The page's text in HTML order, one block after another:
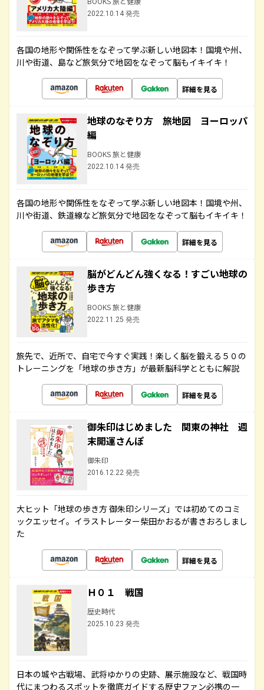
2022.10.14 発売
各国の地形や関係性をなぞって学ぶ新しい地図本！国境や州、
川や街道、島など旅気分で地図をなぞって脳もイキイキ！
詳細を見る
地球のなぞり方 旅地図 ヨーロッパ
編
BOOKS 旅と健康
2022.10.14 発売
各国の地形や関係性をなぞって学ぶ新しい地図本！国境や州、
川や街道、鉄道線など旅気分で地図をなぞって脳もイキイキ！
詳細を見る
脳がどんどん強くなる！すごい地球の
歩き方
BOOKS 旅と健康
2022.11.25 発売
旅先で、近所で、自宅で今すぐ実践！楽しく脳を鍛える５０の
トレーニングを「地球の歩き方」が最新脳科学とともに解説
詳細を見る
御朱印はじめました 関東の神社 週
末開運さんぽ
御朱印
2016.12.22 発売
大ヒット「地球の歩き方 御朱印シリーズ」では初めてのコミ
ックエッセイ。イラストレーター柴田かおるが書きおろしまし
た
詳細を見る
Ｈ０１ 戦国
歴史時代
2025.10.23 発売
日本の城や古戦場、武将ゆかりの史跡、展示施設など、戦国時
代にまつわるスポットを徹底ガイドする歴史ファン必携の一